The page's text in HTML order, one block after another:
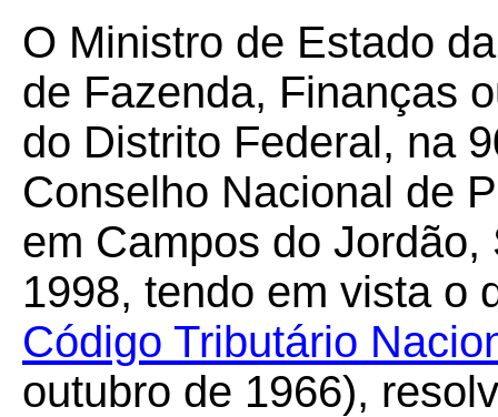
O Ministro de Estado
de Fazenda, Finanças
do Distrito Federal, na
Conselho Nacional de
em Campos do
1998, tendo em vista o
Código Tributário
outubro de 1966),